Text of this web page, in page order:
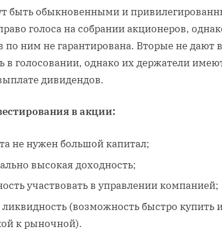
быть обыкновенными и
голоса на собрании акционеров,
по ним не гарантирована. Вторые не дают
в голосовании, однако их держатели
дивидендов.
в акции:
не нужен большой капитал;
высокая доходность;
участвовать в управлении компанией;
(возможность быстро купить
к рыночной).